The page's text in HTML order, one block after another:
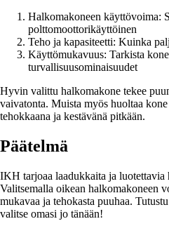
Halkomakoneen käyttövoima:
polttomoottorikäyttöinen
Teho ja kapasiteetti: Kuinka
Käyttömukavuus: Tarkista
turvallisuusominaisuudet
Hyvin valittu halkomakone tekee
vaivatonta. Muista myös huoltaa
tehokkaana ja kestävänä pitkään.
Päätelmä
IKH tarjoaa laadukkaita ja luotettavia
Valitsemalla oikean halkomakoneen
mukavaa ja tehokasta puuhaa.
valitse omasi jo tänään!